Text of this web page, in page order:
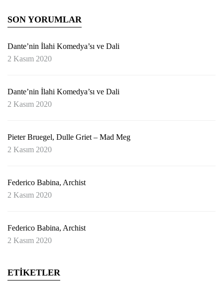
SON YORUMLAR
Dante’nin İlahi Komedya’sı ve Dali
2 Kasım 2020
Dante’nin İlahi Komedya’sı ve Dali
2 Kasım 2020
Pieter Bruegel, Dulle Griet – Mad Meg
2 Kasım 2020
Federico Babina, Archist
2 Kasım 2020
Federico Babina, Archist
2 Kasım 2020
ETİKETLER